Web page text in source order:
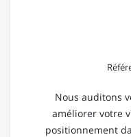
Nous auditons
améliorer votre
positionnement